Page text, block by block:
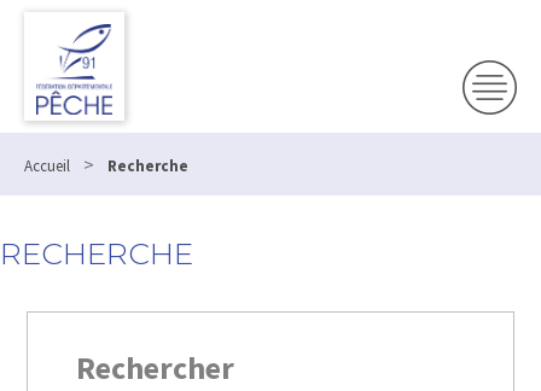
Accueil > Recherche
RECHERCHE
Rechercher